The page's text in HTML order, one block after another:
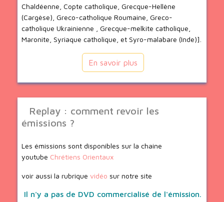
Chaldéenne, Copte catholique, Grecque-Hellène
(Cargèse), Greco-catholique Roumaine, Greco-
catholique Ukrainienne , Grecque-melkite catholique,
Maronite, Syriaque catholique, et Syro-malabare (Inde)].
En savoir plus
Replay : comment revoir les
émissions ?
Les émissions sont disponibles sur la chaine
youtube Chrétiens Orientaux
voir aussi la rubrique vidéo sur notre site
Il n'y a pas de DVD commercialisé de l'émission.